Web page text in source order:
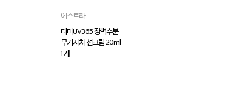
에스트라
더마UV365 장벽수분
무기자차 선크림 20ml
1 개